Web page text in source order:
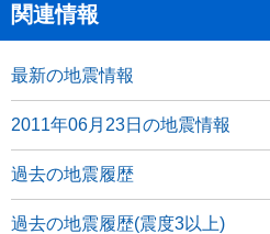
関連情報
最新の地震情報
2011年06月23日の地震情報
過去の地震履歴
過去の地震履歴(震度3以上)